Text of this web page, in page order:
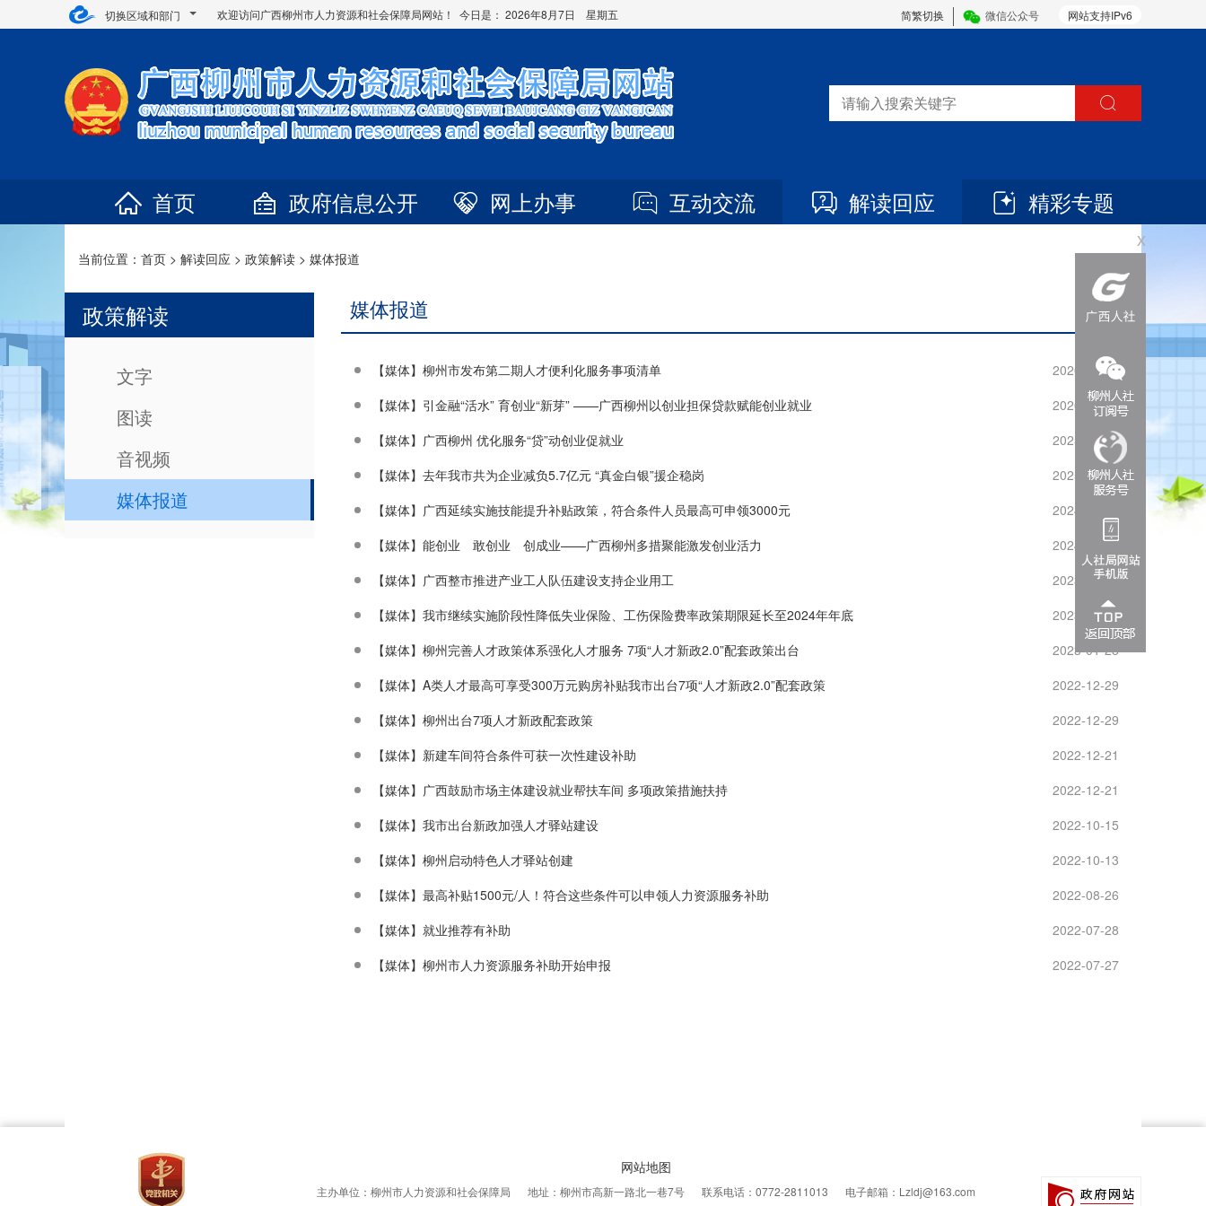
切换区域和部门 网站支持IPv6
简繁切换 微信公众号
欢迎访问广西柳州市人力资源和社会保障局网站！ 今日是： 2026年8月7日 星期五
首页 政府信息公开 网上办事 互动交流 解读回应 精彩专题
x
当前位置： 首页 > 解读回应 > 政策解读 > 媒体报道
政策解读
文字
图读
音视频
媒体报道
媒体报道
【媒体】柳州市发布第二期人才便利化服务事项清单
2026-07-20
【媒体】引金融“活水” 育创业“新芽” ——广西柳州以创业担保贷款赋能创业就业
2026-02-03
【媒体】广西柳州 优化服务“贷”动创业促就业
2025-08-13
【媒体】去年我市共为企业减负5.7亿元 “真金白银”援企稳岗
2025-02-13
【媒体】广西延续实施技能提升补贴政策，符合条件人员最高可申领3000元
2024-09-26
【媒体】能创业 敢创业 创成业——广西柳州多措聚能激发创业活力
2024-04-09
【媒体】广西整市推进产业工人队伍建设支持企业用工
2023-10-24
【媒体】我市继续实施阶段性降低失业保险、工伤保险费率政策期限延长至2024年年底
2023-05-26
【媒体】柳州完善人才政策体系强化人才服务 7项“人才新政2.0”配套政策出台
2023-01-28
【媒体】​A类人才最高可享受300万元购房补贴我市出台7项“人才新政2.0”配套政策
2022-12-29
【媒体】柳州出台7项人才新政配套政策
2022-12-29
【媒体】新建车间符合条件可获一次性建设补助
2022-12-21
【媒体】广西鼓励市场主体建设就业帮扶车间 多项政策措施扶持
2022-12-21
【媒体】我市出台新政加强人才驿站建设
2022-10-15
【媒体】柳州启动特色人才驿站创建
2022-10-13
【媒体】最高补贴1500元/人！符合这些条件可以申领人力资源服务补助
2022-08-26
【媒体】就业推荐有补助
2022-07-28
【媒体】柳州市人力资源服务补助开始申报
2022-07-27
网站地图
主办单位：柳州市人力资源和社会保障局 地址：柳州市高新一路北一巷7号 联系电话：0772-2811013 电子邮箱：Lzldj@163.com